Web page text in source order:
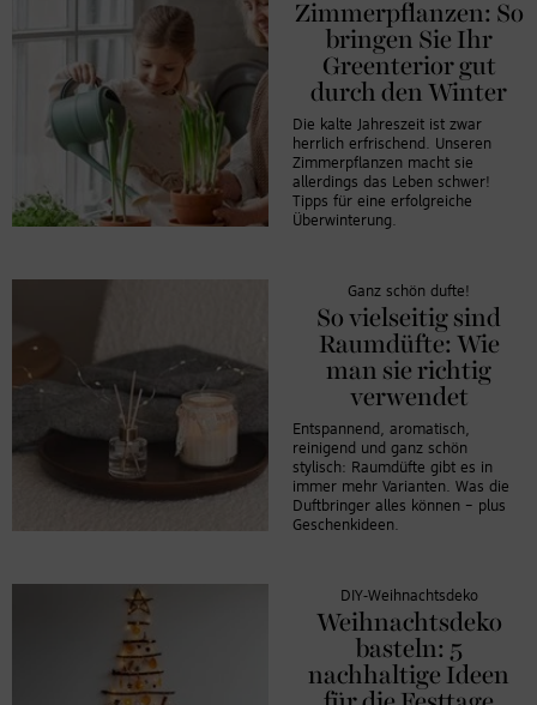
Zimmerpflanzen: So
bringen Sie Ihr
Greenterior gut
durch den Winter
Die kalte Jahreszeit ist zwar
herrlich erfrischend. Unseren
Zimmerpflanzen macht sie
allerdings das Leben schwer!
Tipps für eine erfolgreiche
Überwinterung.
Ganz schön dufte!
So vielseitig sind
Raumdüfte: Wie
man sie richtig
verwendet
Entspannend, aromatisch,
reinigend und ganz schön
stylisch: Raumdüfte gibt es in
immer mehr Varianten. Was die
Duftbringer alles können – plus
Geschenkideen.
DIY-Weihnachtsdeko
Weihnachtsdeko
basteln: 5
nachhaltige Ideen